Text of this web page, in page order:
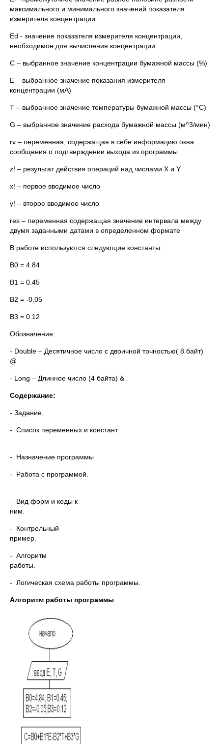
максимального и минимального значений показателя
измерителя концентрации
Ed - значение показателя измерителя концентрации,
необходимое для вычисления концентрации
C – выбранное значение концентрации бумажной массы (%)
E – выбранное значение показания измерителя
концентрации (мА)
T – выбранное значение температуры бумажной массы (°С)
G – выбранное значение расхода бумажной массы (м^3/мин)
rv – переменная, содержащая в себе информацию окна
сообщения о подтверждении выхода из программы
z! – результат действия операций над числами X и Y
x! – первое вводимое число
y! – второе вводимое число
res – переменная содержащая значение интервала между
двумя заданными датами в определенном формате
В работе используются следующие константы:
B0 = 4.84
B1 = 0.45
B2 = -0.05
B3 = 0.12
Обозначения:
- Double – Десятичное число с двоичной точностью( 8 байт)
@
- Long – Длинное число (4 байта) &
Содержание:
- Задание.
- Список переменных и констант
- Назначение программы
- Работа с программой.
- Вид форм и коды к
ним.
- Контрольный
пример.
- Алгоритм
работы.
- Логическая схема работы программы.
Алгоритм работы программы